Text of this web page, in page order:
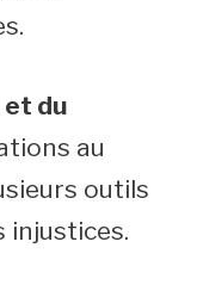
du
au
outils
injustices.